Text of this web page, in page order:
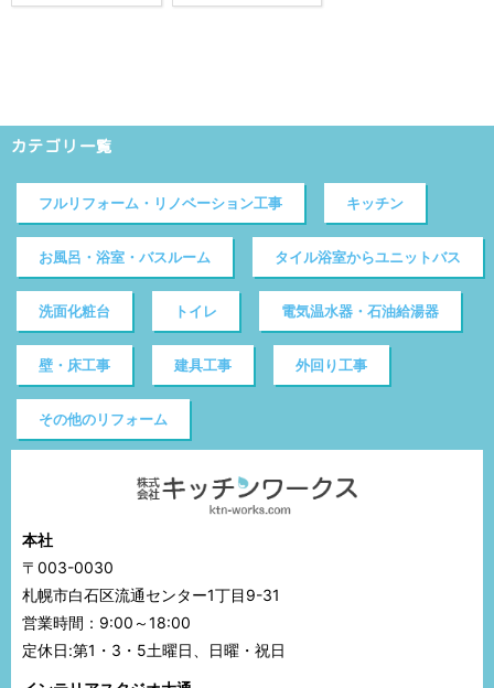
カテゴリ一覧
フルリフォーム・リノベーション工事 キッチン
お風呂・浴室・バスルーム タイル浴室からユニットバス
洗面化粧台 トイレ 電気温水器・石油給湯器
壁・床工事 建具工事 外回り工事
その他のリフォーム
本社
〒003-0030
札幌市白石区流通センター1丁目9-31
営業時間：9:00～18:00
定休日:第1・3・5土曜日、日曜・祝日